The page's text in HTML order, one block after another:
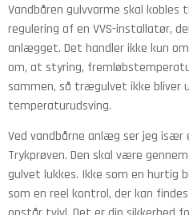
Vandbåren gulvvarme skal kobles
regulering af en VVS-installatør,
anlægget. Det handler ikke kun
om, at styring,
sammen, så trægulvet ikke bliver
temperaturudsving.
Ved vandbårne anlæg ser jeg
Trykprøven. Den skal være
gulvet lukkes. Ikke som en hurtig
som en reel kontrol, der kan